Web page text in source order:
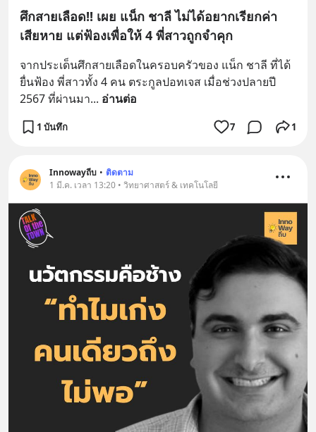
ศึกสายเลือด!! เผย แน็ก ชาลี ไม่ได้อยากเรียกค่า
เสียหาย แต่ฟ้องเพื่อให้ 4 พี่สาวถูกจำคุก
จากประเด็นศึกสายเลือดในครอบครัวของ แน็ก ชาลี ที่ได้
ยื่นฟ้อง พี่สาวทั้ง 4 คน ตระกูลปอทเจส เมื่อช่วงปลายปี
2567 ที่ผ่านมา... อ่านต่อ
1 บันทึก 7 1
Innowayถีบ • ติดตาม
1 มี.ค. เวลา 13:20 • วิทยาศาสตร์ & เทคโนโลยี